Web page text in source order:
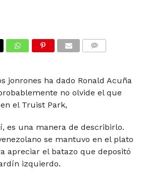
jonrones ha dado Ronald Acuña
no olvide el que
el Truist Park,
es una manera de describirlo.
se mantuvo en el plato
apreciar el batazo que depositó
izquierdo.